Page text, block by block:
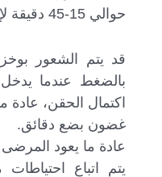
حوالي 15-45 دقيقة لإنهائها.
قد يتم الشعور
بالضغط عندما
اكتمال الحقن، عادة
غضون بضع دقائق.
عادة ما يعود
يتم اتباع